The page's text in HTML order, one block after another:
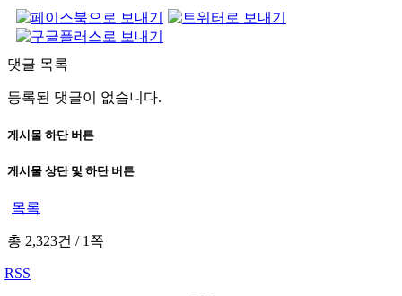
댓글 목록
등록된 댓글이 없습니다.
게시물 하단 버튼
게시물 상단 및 하단 버튼
목록
총 2,323건 /1쪽
RSS